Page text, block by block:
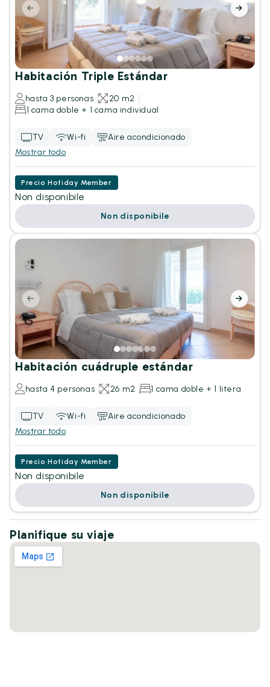
Habitación Triple Estándar
hasta 3 personas
20 m2
1 cama doble + 1 cama individual
TV Wi-fi
Aire acondicionado
Mostrar todo
Precio Hotiday Member
Non disponibile
Non disponibile
Habitación cuádruple estándar
hasta 4 personas 26 m2 1 cama doble + 1 litera
TV Wi-fi
Aire acondicionado
Mostrar todo
Precio Hotiday Member
Non disponibile
Non disponibile
Planifique su viaje